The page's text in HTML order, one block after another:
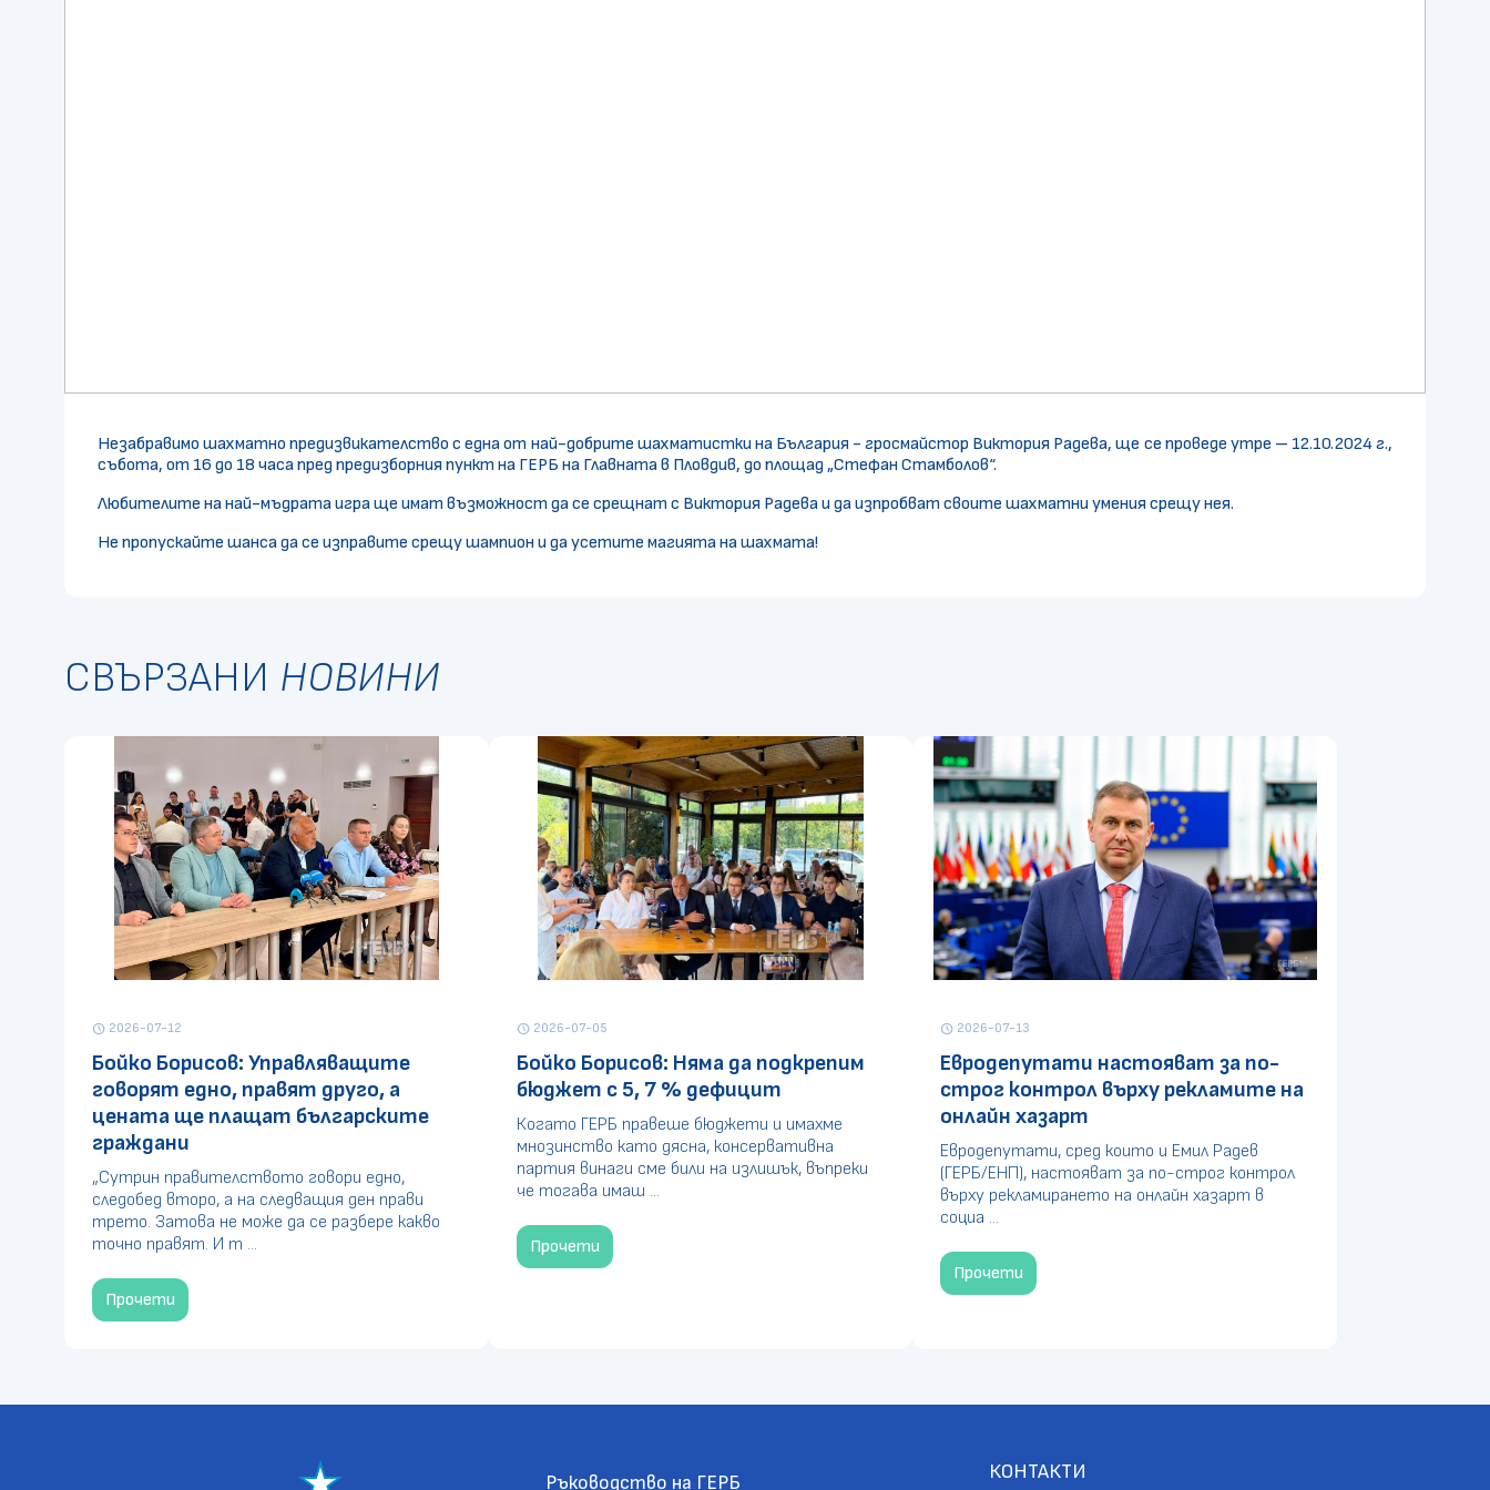
Незабравимо шахматно предизвикателство с една от най-добрите шахматистки на България - гросмайстор Виктория Радева, ще се проведе утре – 12.10.2024 г.,
събота, от 16 до 18 часа пред предизборния пункт на ГЕРБ на Главната в Пловдив, до площад „Стефан Стамболов“.
Любителите на най-мъдрата игра ще имат възможност да се срещнат с Виктория Радева и да изпробват своите шахматни умения срещу нея.
Не пропускайте шанса да се изправите срещу шампион и да усетите магията на шахмата!
СВЪРЗАНИ НОВИНИ
schedule2026-07-12
Бойко Борисов: Управляващите
говорят едно, правят друго, а
цената ще плащат българските
граждани
„Сутрин правителството говори едно,
следобед второ, а на следващия ден прави
трето. Затова не може да се разбере какво
точно правят. И т ...
Прочети
schedule2026-07-05
Бойко Борисов: Няма да подкрепим
бюджет с 5, 7 % дефицит
Когато ГЕРБ правеше бюджети и имахме
мнозинство като дясна, консервативна
партия винаги сме били на излишък, въпреки
че тогава имаш ...
Прочети
schedule 2026-07-13
Евродепутати настояват за по-
строг контрол върху рекламите на
онлайн хазарт
Евродепутати, сред които и Емил Радев
(ГЕРБ/ЕНП), настояват за по-строг контрол
върху рекламирането на онлайн хазарт в
социа ...
Прочети
Ръководство на ГЕРБ КОНТАКТИ